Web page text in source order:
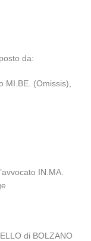
da:
MI.BE. (Omissis),
IN.MA.
di BOLZANO